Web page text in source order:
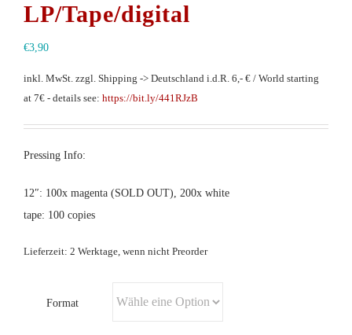
LP/Tape/digital
€3,90
inkl. MwSt. zzgl. Shipping -> Deutschland i.d.R. 6,- € / World starting
at 7€ - details see: https://bit.ly/441RJzB
Pressing Info:
12″: 100x magenta (SOLD OUT), 200x white
tape: 100 copies
Lieferzeit: 2 Werktage, wenn nicht Preorder
Format